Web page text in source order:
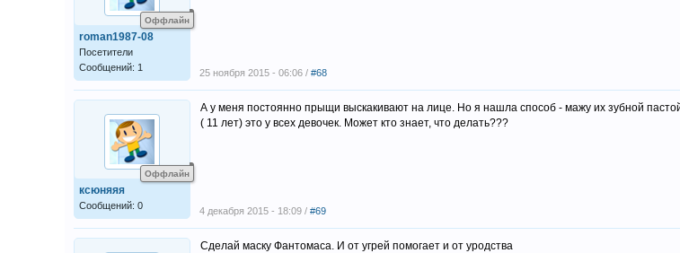
Оффлайн
roman1987-08
Посетители
Сообщений: 1
25 ноября 2015 - 06:06 / #68
Оффлайн
ксюняяя
Сообщений: 0
А у меня постоянно прыщи выскакивают на лице. Но я нашла способ - мажу их зубной
( 11 лет) это у всех девочек. Может кто знает, что делать???
4 декабря 2015 - 18:09 / #69
Сделай маску Фантомаса. И от угрей помогает и от уродства